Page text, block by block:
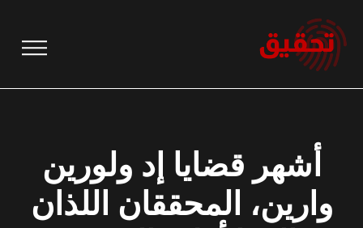
إلى
المحتوى
أشهر قضايا إد ولورين
وارين، المحققان اللذان